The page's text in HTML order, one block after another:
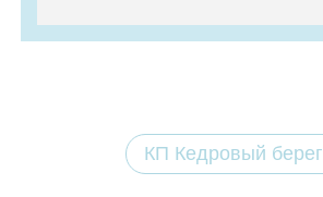
КП Кедровый берег